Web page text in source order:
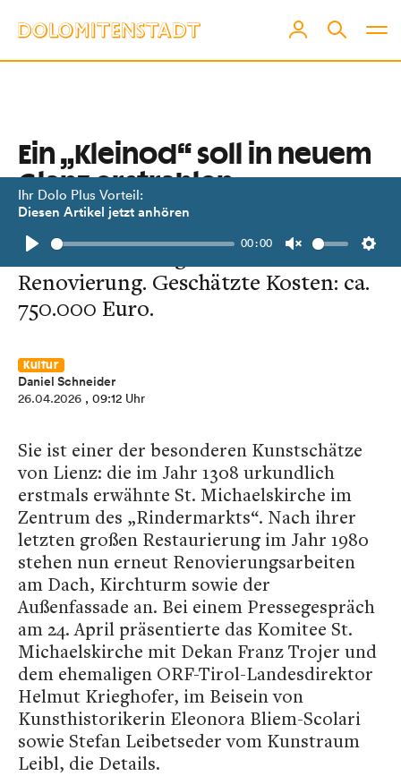
Ihr Dolo Plus Vorteil:
Diesen Artikel jetzt anhören
Play
00:00
Unmute
Ein „Kleinod“ soll in neuem
Glanz erstrahlen.
Die St. Michaelskirche in Lienz steht
vor einer umfangreichen
Renovierung. Geschätzte Kosten: ca.
750.000 Euro.
Kultur
Daniel Schneider
26.04.2026 , 09:12 Uhr
Sie ist einer der besonderen Kunstschätze
von Lienz: die im Jahr 1308 urkundlich
erstmals erwähnte St. Michaelskirche im
Zentrum des „Rindermarkts“. Nach ihrer
letzten großen Restaurierung im Jahr 1980
stehen nun erneut Renovierungsarbeiten
am Dach, Kirchturm sowie der
Außenfassade an. Bei einem Pressegespräch
am 24. April präsentierte das Komitee St.
Michaelskirche mit Dekan Franz Trojer und
dem ehemaligen ORF-Tirol-Landesdirektor
Helmut Krieghofer, im Beisein von
Kunsthistorikerin Eleonora Bliem-Scolari
sowie Stefan Leibetseder vom Kunstraum
Leibl, die Details.